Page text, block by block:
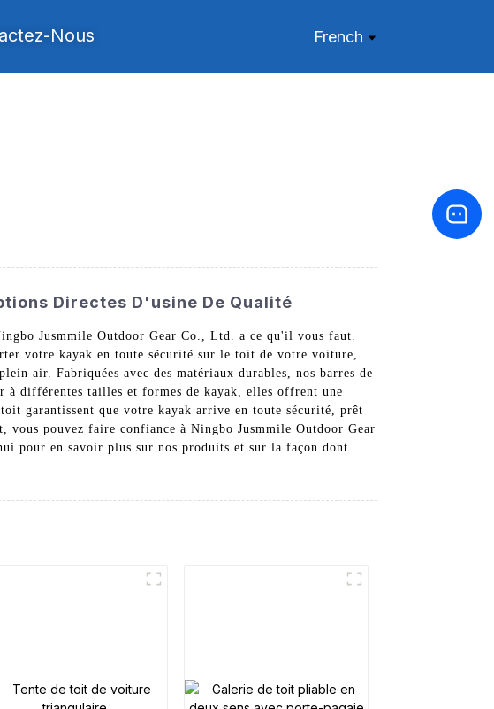
Nous French
Directes D'usine De Qualité
Jusmmile Outdoor Gear Co., Ltd. a ce qu'il vous faut.
votre kayak en toute sécurité sur le toit de votre voiture,
air. Fabriquées avec des matériaux durables, nos barres de
différentes tailles et formes de kayak, elles offrent une
garantissent que votre kayak arrive en toute sécurité, prêt
pouvez faire confiance à Ningbo Jusmmile Outdoor Gear
pour en savoir plus sur nos produits et sur la façon dont